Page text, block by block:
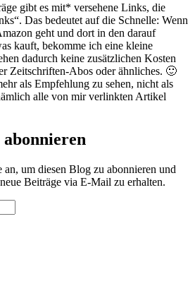
gibt es mit* versehene Links, die
Das bedeutet auf die Schnelle: Wenn
geht und dort in den darauf
kauft, bekomme ich eine kleine
dadurch keine zusätzlichen Kosten
Zeitschriften-Abos oder ähnliches. 🙂
als Empfehlung zu sehen, nicht als
alle von mir verlinkten Artikel
um diesen Blog zu abonnieren und
Beiträge via E-Mail zu erhalten.